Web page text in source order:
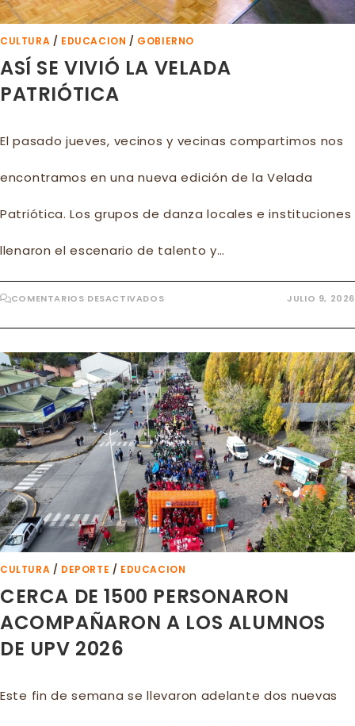
CULTURA / EDUCACION / GOBIERNO
ASÍ SE VIVIÓ LA VELADA
PATRIÓTICA
El pasado jueves, vecinos y vecinas compartimos nos
encontramos en una nueva edición de la Velada
Patriótica. Los grupos de danza locales e instituciones
llenaron el escenario de talento y…
COMENTARIOS DESACTIVADOSEN
VIVIÓ
VELADA
PATRIÓTICA
JULIO 9, 2026
CULTURA / DEPORTE / EDUCACION
CERCA DE 1500 PERSONARON
ACOMPAÑARON A LOS ALUMNOS
DE UPV 2026
Este fin de semana se llevaron adelante dos nuevas